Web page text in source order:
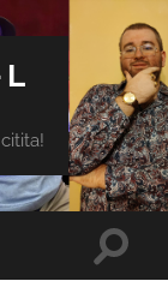
Toggle